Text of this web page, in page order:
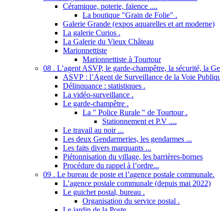
Céramique, poterie, faïence ....
La boutique "Grain de Folie" .
Galerie Grande (expos aquarelles et art moderne)
La galerie Curios .
La Galerie du Vieux Château
Marionnettiste
Marionnettiste à Tourtour
08 . L’agent ASVP, le garde-champêtre, la sécurité, la
ASVP : l’Agent de Surveillance de la Voie
Délinquance : statistiques .
La vidéo-surveillance .
Le garde-champêtre .
La " Police Rurale " de Tourtour .
Stationnement et P.V ....
Le travail au noir ...
Les deux Gendarmeries, les gendarmes ...
Les faits divers marquants ...
Piétonnisation du village, les barrières-bornes
Procédure du rappel à l’ordre...
09 . Le bureau de poste et l’agence postale communale.
L’agence postale communale (depuis mai 2022)
Le guichet postal, bureau .
Organisation du service postal .